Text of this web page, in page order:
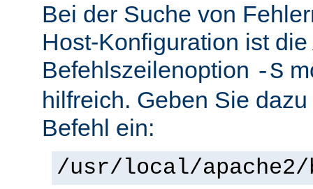
Bei der Suche von
Host-Konfiguration ist
Befehlszeilenoption -S
hilfreich. Geben Sie
Befehl ein:
/usr/local/